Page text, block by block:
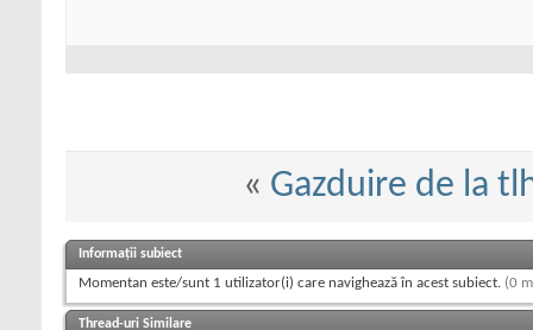
« Gazduire de la
Informații subiect
Momentan este/sunt 1 utilizator(i) care navighează în acest subiect. (0
Thread-uri Similare